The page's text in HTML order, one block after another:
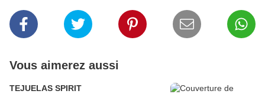
Vous aimerez aussi
TEJUELAS SPIRIT